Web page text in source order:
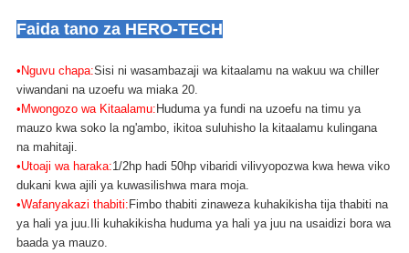
Faida tano za HERO-TECH
•Nguvu chapa:Sisi ni wasambazaji wa kitaalamu na wakuu wa chiller
viwandani na uzoefu wa miaka 20.
•Mwongozo wa Kitaalamu: Huduma ya fundi na uzoefu na timu ya
mauzo kwa soko la ng'ambo, ikitoa suluhisho la kitaalamu kulingana
na mahitaji.
•Utoaji wa haraka:1/2hp hadi 50hp vibaridi vilivyopozwa kwa hewa viko
dukani kwa ajili ya kuwasilishwa mara moja.
•Wafanyakazi thabiti: Fimbo thabiti zinaweza kuhakikisha tija thabiti na
ya hali ya juu.Ili kuhakikisha huduma ya hali ya juu na usaidizi bora wa
baada ya mauzo.